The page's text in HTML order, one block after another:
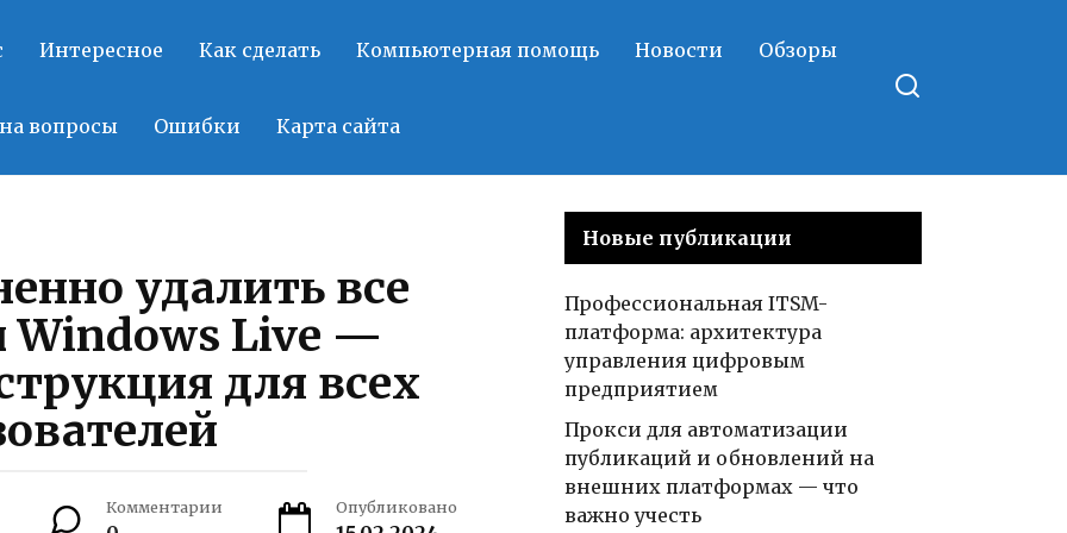
Интересное Как сделать Компьютерная помощь Новости Обзоры
вопросы Ошибки Карта сайта
удалить все
Live —
для всех
Комментарии Опубликовано
Новые публикации
Профессиональная ITSM-
платформа: архитектура
управления цифровым
предприятием
Прокси для автоматизации
публикаций и обновлений на
внешних платформах — что
важно учесть